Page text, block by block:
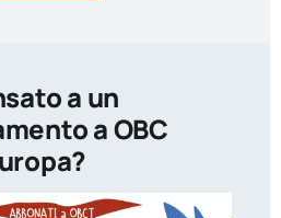
a un
a OBC